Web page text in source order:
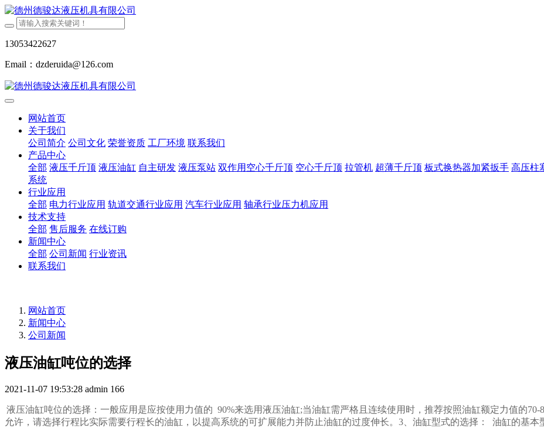
13053422627
Email：dzderuida@126.com
网站首页
关于我们
公司简介 公司文化 荣誉资质 工厂环境 联系我们
产品中心
全部 液压千斤顶 液压油缸 自主研发 液压泵站 双作用空心千斤顶 空心千斤顶 拉管机 超薄千斤顶 板式换热器加紧扳手 高压柱
系统
行业应用
全部 电力行业应用 轨道交通行业应用 汽车行业应用 轴承行业压力机应用
技术支持
全部 售后服务 在线订购
新闻中心
全部 公司新闻 行业资讯
联系我们
网站首页
新闻中心
公司新闻
液压油缸吨位的选择
2021-11-07 19:53:28 admin 166
液压油缸吨位的选择：一般应用是应按使用力值的 90%来选用液压油缸;当油缸需严格且连续使用时，推荐按照油缸额定力值的
允许，请选择行程比实际需要行程长的油缸，以提高系统的可扩展能力并防止油缸的过度伸长。3、油缸型式的选择： 油缸的基